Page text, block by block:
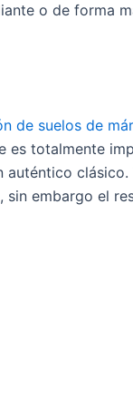
o de forma
de suelos de
es totalmente
sin embargo el